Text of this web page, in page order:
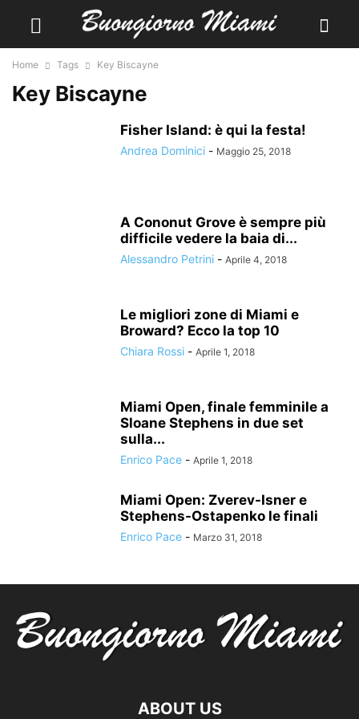
Home Tags Key Biscayne
Key Biscayne
Fisher Island: è qui la festa!
Andrea Dominici - Maggio 25, 2018
A Cononut Grove è sempre più
difficile vedere la baia di...
Alessandro Petrini - Aprile 4, 2018
Le migliori zone di Miami e
Broward? Ecco la top 10
Chiara Rossi - Aprile 1, 2018
Miami Open, finale femminile a
Sloane Stephens in due set
sulla...
Enrico Pace - Aprile 1, 2018
Miami Open: Zverev-Isner e
Stephens-Ostapenko le finali
Enrico Pace - Marzo 31, 2018
ABOUT US